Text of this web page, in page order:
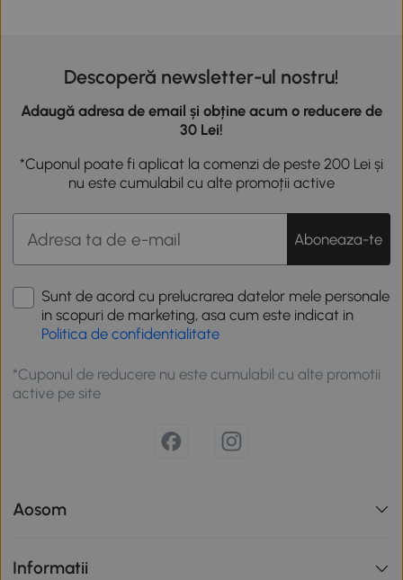
Descoperă newsletter-ul nostru!
Adaugă adresa de email și obține acum o reducere de
30 Lei!
*Cuponul poate fi aplicat la comenzi de peste 200 Lei și
nu este cumulabil cu alte promoții active
Aboneaza-te
Sunt de acord cu prelucrarea datelor mele personale
in scopuri de marketing, asa cum este indicat in
Politica de confidentialitate
*Cuponul de reducere nu este cumulabil cu alte promotii
active pe site
Aosom
Informatii